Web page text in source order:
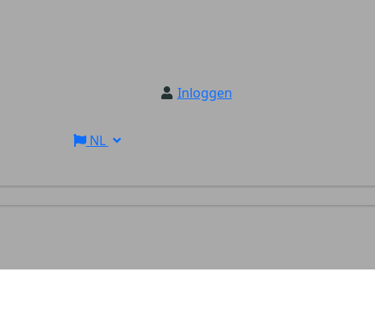
Inloggen
NL